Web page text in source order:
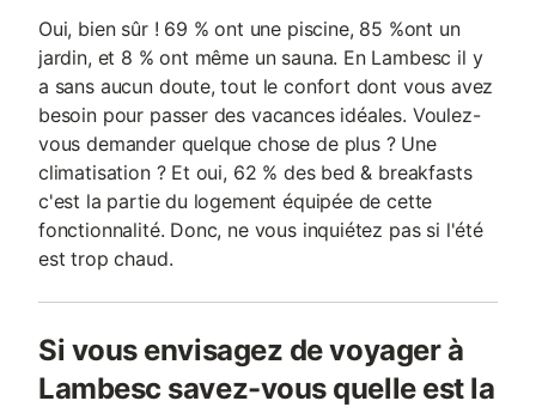
Oui, bien sûr ! 69 % ont une piscine, 85 %ont un
jardin, et 8 % ont même un sauna. En Lambesc il y
a sans aucun doute, tout le confort dont vous avez
besoin pour passer des vacances idéales. Voulez-
vous demander quelque chose de plus ? Une
climatisation ? Et oui, 62 % des bed & breakfasts
c'est la partie du logement équipée de cette
fonctionnalité. Donc, ne vous inquiétez pas si l'été
est trop chaud.
Si vous envisagez de voyager à
Lambesc savez-vous quelle est la